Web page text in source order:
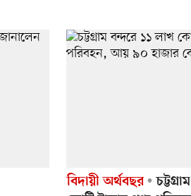
বিদায়ী অর্থবছর